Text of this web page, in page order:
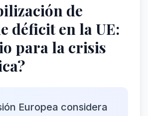
de
déficit en la UE:
para la crisis
Europea considera